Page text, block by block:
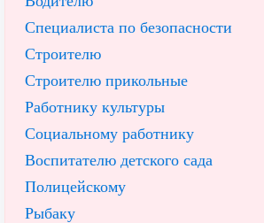
Специалиста по безопасности
Строителю
Строителю прикольные
Работнику культуры
Социальному работнику
Воспитателю детского сада
Полицейскому
Рыбаку